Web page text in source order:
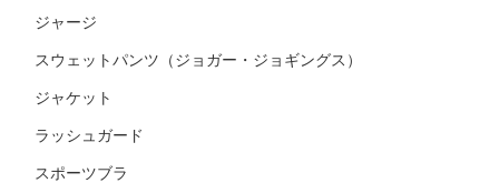
ジャージ
スウェットパンツ（ジョガー・ジョギングス）
ジャケット
ラッシュガード
スポーツブラ